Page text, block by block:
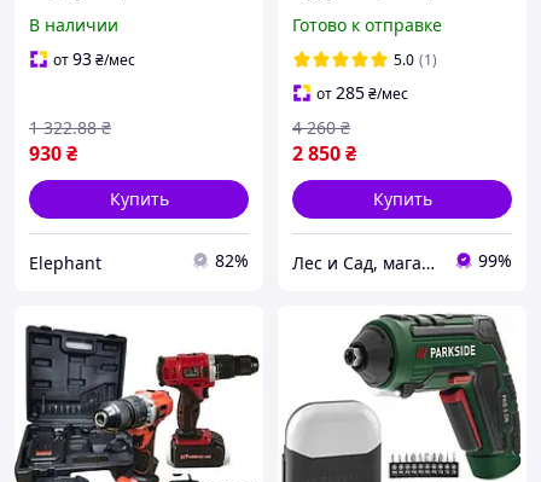
мебели и ремонта
электрический
В наличии
от93₴/мес
930₴
1 322.88 ₴
Купить
Elephant 82%
Компактный шуруповерт
12 В для дома, дачи и
сборки мебели
Готово к отправке
5.0 (1)
от285₴/мес
2 850₴
4 260 ₴
Купить
Лес и Сад, магазин инструментов и садово-парковой техники 99%